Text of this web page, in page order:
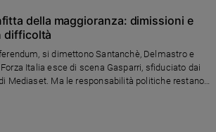
della maggioranza: dimissioni e
difficoltà
si dimettono Santanchè, Delmastro e
Italia esce di scena Gasparri, sfiduciato dai
Mediaset. Ma le responsabilità politiche restano